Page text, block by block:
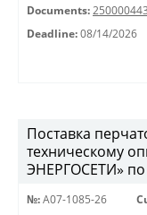
Documents:
Deadline: 08/14/2026
Поставка
техническому
ЭНЕРГОСЕТИ» по
№: A07-1085-26